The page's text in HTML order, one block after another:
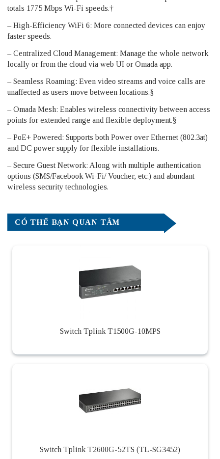
totals 1775 Mbps Wi-Fi speeds.†
– High-Efficiency WiFi 6: More connected devices can enjoy
faster speeds.
– Centralized Cloud Management: Manage the whole network
locally or from the cloud via web UI or Omada app.
– Seamless Roaming: Even video streams and voice calls are
unaffected as users move between locations.§
– Omada Mesh: Enables wireless connectivity between access
points for extended range and flexible deployment.§
– PoE+ Powered: Supports both Power over Ethernet (802.3at)
and DC power supply for flexible installations.
– Secure Guest Network: Along with multiple authentication
options (SMS/Facebook Wi-Fi/ Voucher, etc.) and abundant
wireless security technologies.
CÓ THỂ BẠN QUAN TÂM
Switch Tplink T1500G-10MPS
Switch Tplink T2600G-52TS (TL-SG3452)